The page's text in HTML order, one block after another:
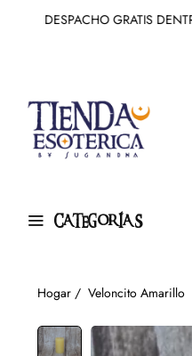
DESPACHO GRATIS DENTRO
CATEGORÍAS
Hogar / Veloncito Amarillo